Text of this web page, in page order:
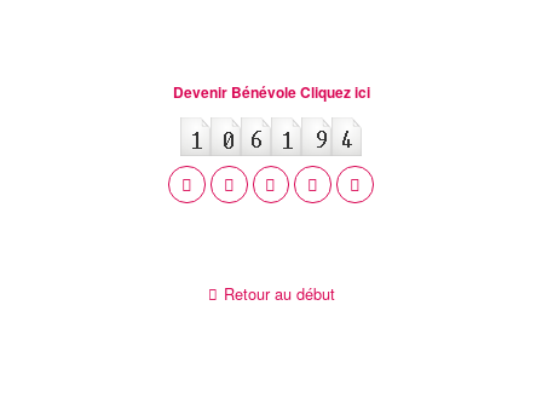
Devenir Bénévole Cliquez ici
Retour au début